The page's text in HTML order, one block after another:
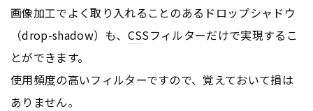
画像加工でよく取り入れることのあるドロップシャドウ
（drop-shadow）も、 CSSフィルターだけで実現するこ
とができます。
使用頻度の高いフィルターですので、覚えておいて損は
ありません。